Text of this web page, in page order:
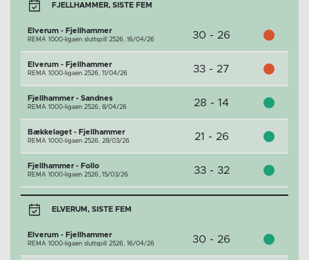
FJELLHAMMER, SISTE FEM
Elverum - Fjellhammer
REMA 1000-ligaen sluttspill 2526, 16/04/26 30 - 26
Elverum - Fjellhammer
REMA 1000-ligaen 2526, 11/04/26 33 - 27
Fjellhammer - Sandnes
REMA 1000-ligaen 2526, 8/04/26 28 - 14
Bækkelaget - Fjellhammer
REMA 1000-ligaen 2526, 28/03/26 21 - 26
Fjellhammer - Follo
REMA 1000-ligaen 2526, 15/03/26 33 - 32
ELVERUM, SISTE FEM
Elverum - Fjellhammer
REMA 1000-ligaen sluttspill 2526, 16/04/26 30 - 26